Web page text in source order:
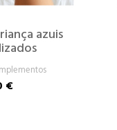
azuis
€